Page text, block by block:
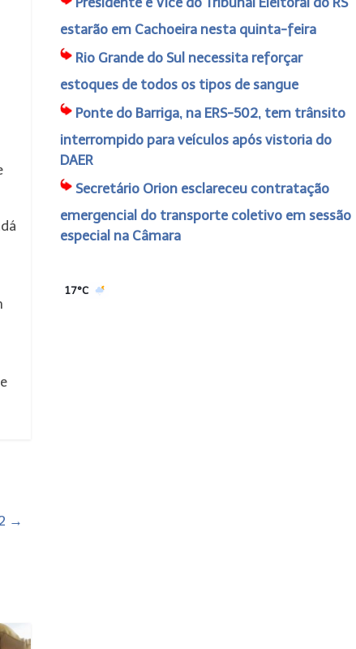
→
estarão em Cachoeira nesta quinta-feira
Rio Grande do Sul necessita reforçar
estoques de todos os tipos de sangue
Ponte do Barriga, na ERS-502, tem trânsito
interrompido para veículos após vistoria do
DAER
Secretário Orion esclareceu contratação
emergencial do transporte coletivo em sessão
especial na Câmara
17°C